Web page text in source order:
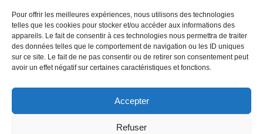
Pour offrir les meilleures expériences, nous utilisons des technologies
telles que les cookies pour stocker et/ou accéder aux informations des
appareils. Le fait de consentir à ces technologies nous permettra de traiter
des données telles que le comportement de navigation ou les ID uniques
sur ce site. Le fait de ne pas consentir ou de retirer son consentement peut
avoir un effet négatif sur certaines caractéristiques et fonctions.
Accepter
Refuser
Rapport d'activités | 2025
Newsletter
Pour rester au courant, abonnez-vous à la
newsletter CodeNPlay
actualités toutes les 8 semaines.Vous pouvez vous